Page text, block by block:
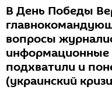
В День Победы
вопросы
информационные
подхватили и
(украинский